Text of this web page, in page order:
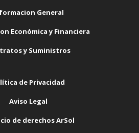
General
Económica y Financiera
y Suministros
de Privacidad
Aviso Legal
de derechos ArSol